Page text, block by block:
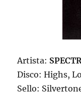
Artista:
Disco: Highs,
Sello: